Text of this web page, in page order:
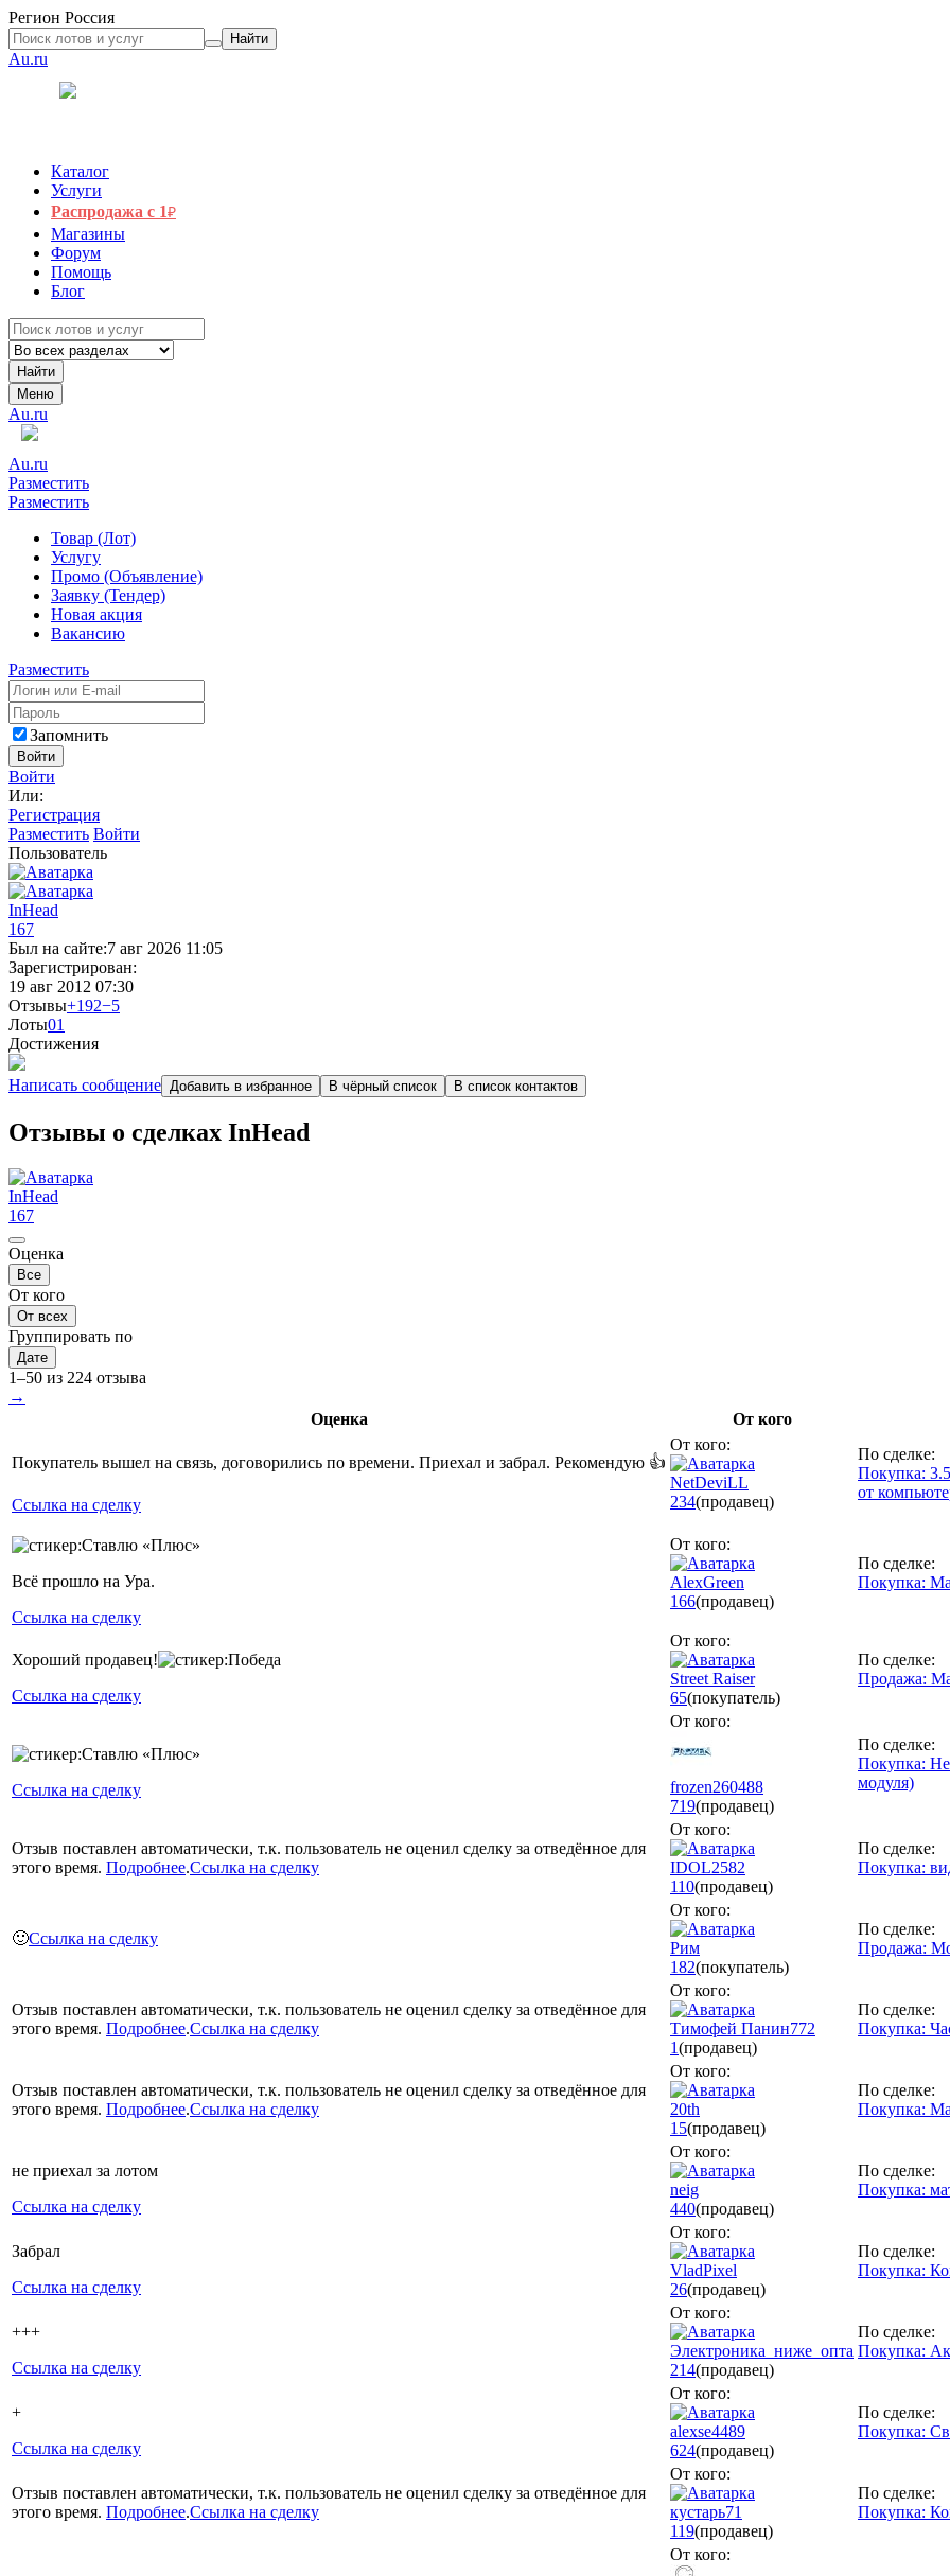
Регион Россия
Найти
Au.ru
Каталог
Услуги
Распродажа с 1₽
Магазины
Форум
Помощь
Блог
Найти
Меню
Au.ru
Au.ru
Разместить
Разместить
Товар (Лот)
Услугу
Промо (Объявление)
Заявку (Тендер)
Новая акция
Вакансию
Разместить
Запомнить
Войти
Войти
Или:
Регистрация
Разместить Войти
Пользователь
InHead
167
Был на сайте:7 авг 2026 11:05
Зарегистрирован:
19 авг 2012 07:30
Отзывы+192−5
Лоты01
Достижения
Написать сообщение Добавить в избранное В чёрный список В список контактов
Отзывы о сделках InHead
InHead
167
Оценка
Все
От кого
От всех
Группировать по
Дате
1–50 из 224 отзыва
→
Оценка
От кого
Покупатель вышел на связь, договорились по времени. Приехал и забрал. Рекомендую 👍
Ссылка на сделку
От кого:
NetDeviLL
234(продавец)
По сделке:
Покупка:
от
Всё прошло на Ура.
Ссылка на сделку
От кого:
AlexGreen
166(продавец)
По сделке:
Покупка:
Хороший продавец!
Ссылка на сделку
От кого:
Street Raiser
65(покупатель)
По сделке:
Продажа:
Ссылка на сделку
От кого:
frozen260488
719(продавец)
По сделке:
Покупка:
модуля)
Отзыв поставлен автоматически, т.к. пользователь не оценил сделку за отведённое для
этого время. Подробнее.Ссылка на сделку
От кого:
IDOL2582
110(продавец)
По сделке:
Покупка:
🙂Ссылка на сделку
От кого:
Рим
182(покупатель)
По сделке:
Продажа:
Отзыв поставлен автоматически, т.к. пользователь не оценил сделку за отведённое для
этого время. Подробнее.Ссылка на сделку
От кого:
Тимофей Панин772
1(продавец)
По сделке:
Покупка:
Отзыв поставлен автоматически, т.к. пользователь не оценил сделку за отведённое для
этого время. Подробнее.Ссылка на сделку
От кого:
20th
15(продавец)
По сделке:
Покупка:
не приехал за лотом
Ссылка на сделку
От кого:
neig
440(продавец)
По сделке:
Покупка:
Забрал
Ссылка на сделку
От кого:
VladPixel
26(продавец)
По сделке:
Покупка:
+++
Ссылка на сделку
От кого:
Электроника_ниже_опта
214(продавец)
По сделке:
Покупка:
+
Ссылка на сделку
От кого:
alexse4489
624(продавец)
По сделке:
Покупка:
Отзыв поставлен автоматически, т.к. пользователь не оценил сделку за отведённое для
этого время. Подробнее.Ссылка на сделку
От кого:
кустарь71
119(продавец)
По сделке:
Покупка:
От кого: